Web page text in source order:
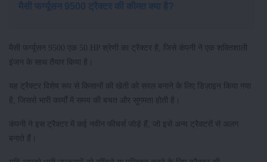
मैसी फर्ग्यूसन 9500 ट्रैक्टर की कीमत क्या है?
मैसी फर्ग्यूसन 9500 एक 50 HP श्रेणी का ट्रैक्टर है, जिसे कंपनी ने एक शक्तिशाली
इंजन के साथ तैयार किया है।
यह ट्रैक्टर विशेष रूप से किसानों की खेती को सरल बनाने के लिए डिज़ाइन किया गया
है, जिससे भारी कार्यों में समय की बचत और सुगमता होती है।
कंपनी ने इस ट्रैक्टर में कई नवीन फीचर्स जोड़े हैं, जो इसे अन्य ट्रैक्टरों से अलग
बनाते हैं।